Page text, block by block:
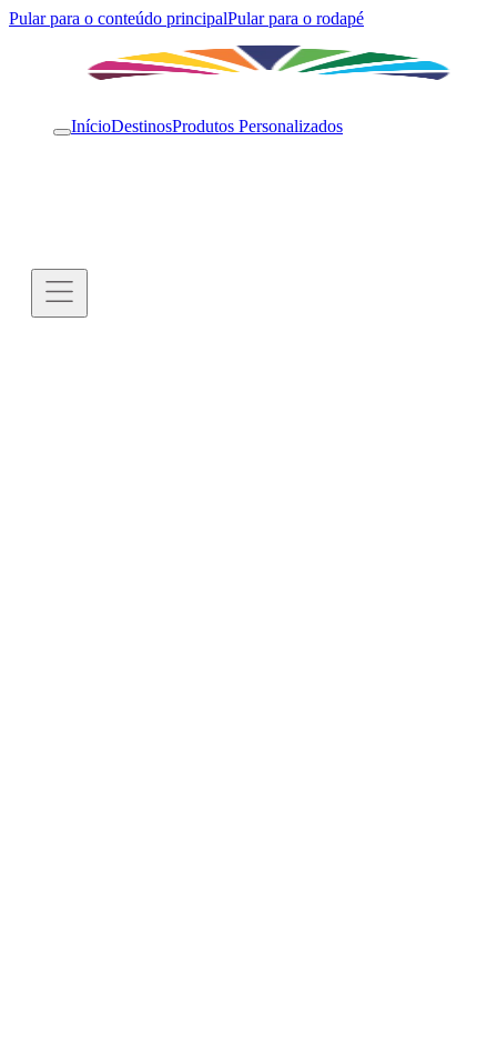
Pular para o conteúdo principalPular para o rodapé
InícioDestinosProdutos Personalizados